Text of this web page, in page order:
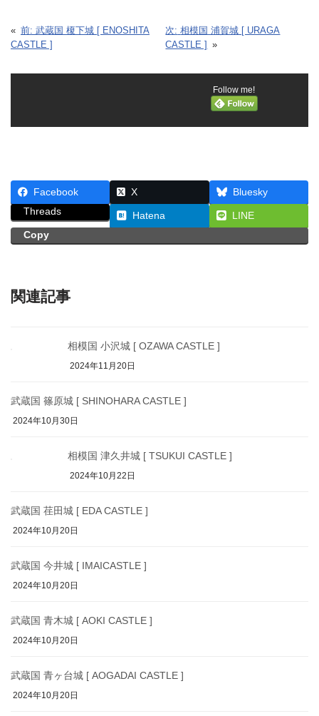
« 前: 武蔵国 榎下城 [ ENOSHITA
CASTLE ]
次: 相模国 浦賀城 [ URAGA
CASTLE ]
»
Follow me!
Facebook X
Bluesky
Threads
Hatena
LINE
Copy
関連記事
相模国 小沢城 [ OZAWA CASTLE ]
2024年11月20日
武蔵国 篠原城 [ SHINOHARA CASTLE ]
2024年10月30日
相模国 津久井城 [ TSUKUI CASTLE ]
2024年10月22日
武蔵国 荏田城 [ EDA CASTLE ]
2024年10月20日
武蔵国 今井城 [ IMAICASTLE ]
2024年10月20日
武蔵国 青木城 [ AOKI CASTLE ]
2024年10月20日
武蔵国 青ヶ台城 [ AOGADAI CASTLE ]
2024年10月20日